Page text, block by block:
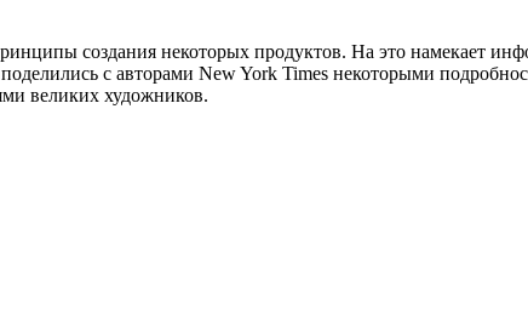
создания некоторых продуктов. На это намекает
с авторами New York Times некоторыми
великих художников.